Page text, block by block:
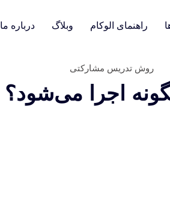
راهنمای الوکام وبلاگ درباره ما
اجرا می‌شود؟